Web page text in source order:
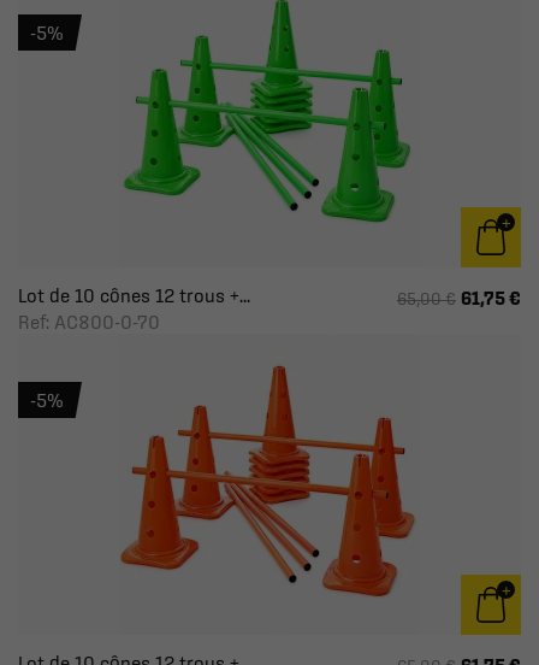
Lot de 10 cônes 12 trous +...
Ref: AC800-0-70
65,00 € 61,75 €
-5%
-5%